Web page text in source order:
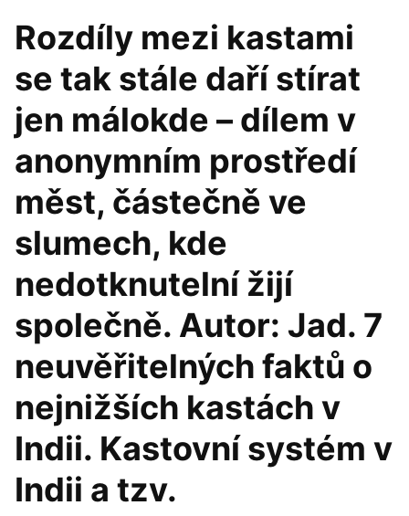
Rozdíly mezi kastami
se tak stále daří stírat
jen málokde – dílem v
anonymním prostředí
měst, částečně ve
slumech, kde
nedotknutelní žijí
společně. Autor: Jad. 7
neuvěřitelných faktů o
nejnižších kastách v
Indii. Kastovní systém v
Indii a tzv.